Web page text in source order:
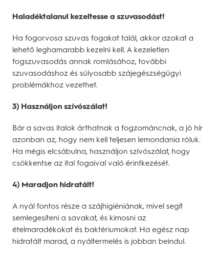
Haladéktalanul kezeltesse a szuvasodást!
Ha fogorvosa szuvas fogakat talál, akkor azokat a
lehető leghamarabb kezelni kell. A kezeletlen
fogszuvasodás annak romlásához, további
szuvasodáshoz és súlyosabb szájegészségügyi
problémákhoz vezethet.
3) Használjon szívószálat!
Bár a savas italok árthatnak a fogzománcnak, a jó hír
azonban az, hogy nem kell teljesen lemondania róluk.
Ha mégis elcsábulna, használjon szívószálat, hogy
csökkentse az ital fogaival való érintkezését.
4) Maradjon hidratált!
A nyál fontos része a szájhigiéniának, mivel segít
semlegesíteni a savakat, és kimosni az
ételmaradékokat és baktériumokat. Ha egész nap
hidratált marad, a nyáltermelés is jobban beindul.